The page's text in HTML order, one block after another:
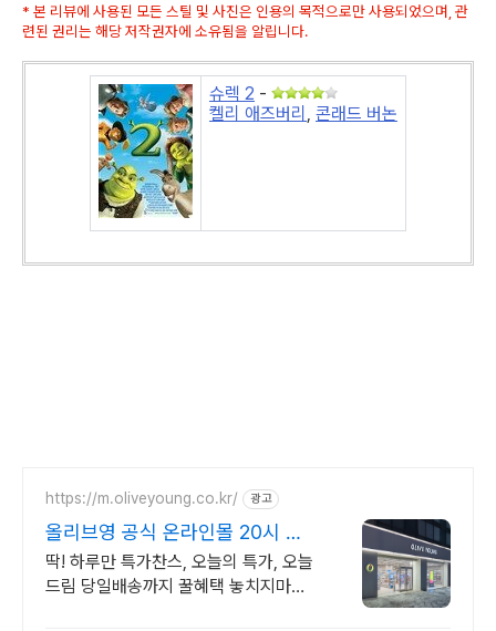
* 본 리뷰에 사용된 모든 스틸 및 사진은 인용의 목적으로만 사용되었으며, 관
련된 권리는 해당 저작권자에 소유됨을 알립니다.
슈렉 2 -
켈리 애즈버리 , 콘래드 버논
https://m.oliveyoung.co.kr/ 광고
올리브영 공식 온라인몰 20시 이
전 주문은 오늘드림
딱! 하루만 특가찬스, 오늘의 특가, 오늘
드림 당일배송까지 꿀혜택 놓치지마세